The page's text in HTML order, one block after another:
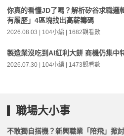
你真的看懂JD了嗎？解析矽谷求職邏
有履歷」4區塊找出高薪籌碼
2026.08.03 | 104小編 | 1682觀看數
製造業沒吃到AI紅利大餅 商機仍集中
2026.07.30 | 104小編 | 1473觀看數
職場大小事
不敢獨自搭機？新興職業「陪飛」掀